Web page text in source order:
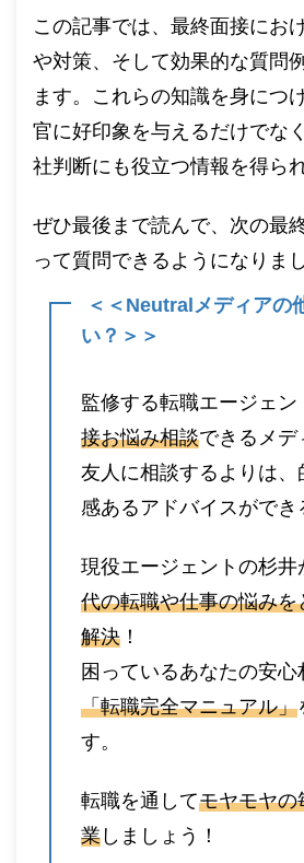
この記事では、最終面接にお
や対策、そして効果的な質問
ます。これらの知識を身につ
官に好印象を与えるだけでな
社判断にも役立つ情報を得ら
ぜひ最後まで読んで、次の最
って質問できるようになりま
＜＜Neutralメディアの
い？＞＞
監修する転職エージェン
接お悩み相談できるメデ
友人に相談するよりは、
感あるアドバイスができ
現役エージェントの杉井
代の転職や仕事の悩みを
解決 ！
困っているあなたの安心
「転職完全マニュアル」
す。
転職を通してモヤモヤの
業 しましょう！